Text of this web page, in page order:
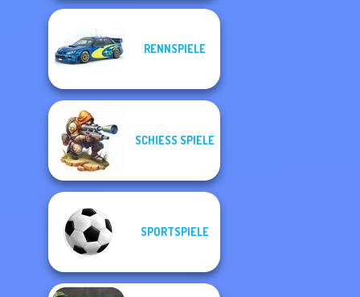
RENNSPIELE
SCHIESS SPIELE
SPORTSPIELE